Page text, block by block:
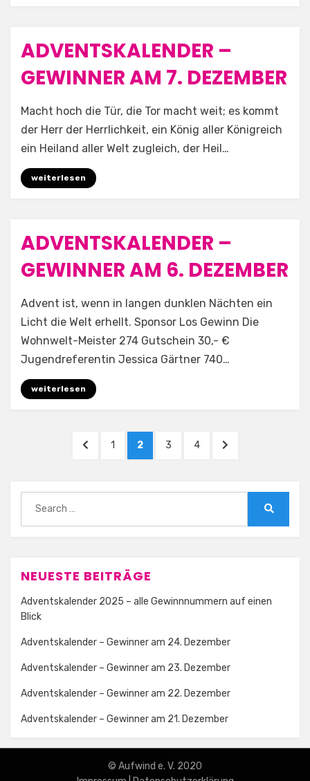
Posted
on
7. Dezember 2025
Allgemein
ADVENTSKALENDER –
GEWINNER AM 7. DEZEMBER
by Aufwind e.V.
Macht hoch die Tür, die Tor macht weit; es kommt
der Herr der Herrlichkeit, ein König aller Königreich
ein Heiland aller Welt zugleich, der Heil…
weiterlesen
Posted
on
6. Dezember 2025
Allgemein
ADVENTSKALENDER –
GEWINNER AM 6. DEZEMBER
by Aufwind e.V.
Advent ist, wenn in langen dunklen Nächten ein
Licht die Welt erhellt. Sponsor Los Gewinn Die
Wohnwelt-Meister 274 Gutschein 30,- €
Jugendreferentin Jessica Gärtner 740…
weiterlesen
Beitragsnavigation
PREVIOUS
PAGE
1 PAGE
2 PAGE
3 PAGE
4
NEXT
for:
NEUESTE BEITRÄGE
Adventskalender 2025 – alle Gewinnnummern auf einen
Blick
Adventskalender – Gewinner am 24. Dezember
Adventskalender – Gewinner am 23. Dezember
Adventskalender – Gewinner am 22. Dezember
Adventskalender – Gewinner am 21. Dezember
© Aufwind e. V. 2020